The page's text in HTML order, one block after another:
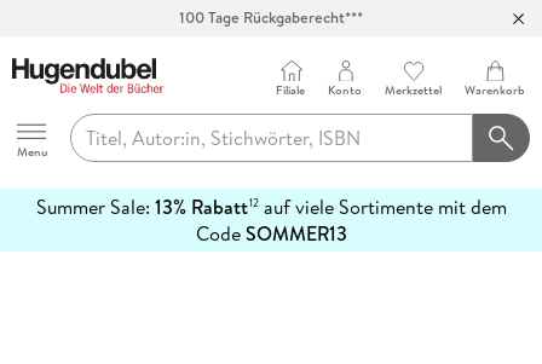
100 Tage Rückgaberecht***
Hugendubel
Menu
Filiale Konto Merkzettel Warenkorb
Summer Sale: 13% Rabatt12auf viele Sortimente mit dem
CodeSOMMER13
erfahren